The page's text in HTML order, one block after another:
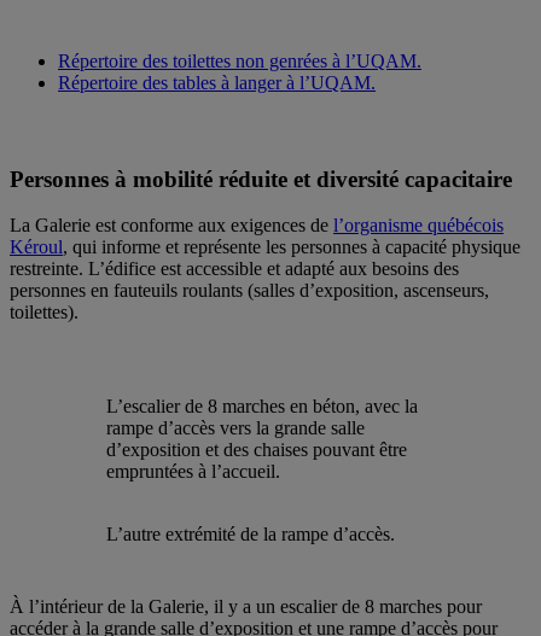
Répertoire des toilettes non genrées à l’UQAM.
Répertoire des tables à langer à l’UQAM.
Personnes à mobilité réduite et diversité capacitaire
La Galerie est conforme aux exigences de l’organisme québécois
Kéroul, qui informe et représente les personnes à capacité physique
restreinte. L’édifice est accessible et adapté aux besoins des
personnes en fauteuils roulants (salles d’exposition, ascenseurs,
toilettes).
L’escalier de 8 marches en béton, avec la
rampe d’accès vers la grande salle
d’exposition et des chaises pouvant être
empruntées à l’accueil.
L’autre extrémité de la rampe d’accès.
À l’intérieur de la Galerie, il y a un escalier de 8 marches pour
accéder à la grande salle d’exposition et une rampe d’accès pour